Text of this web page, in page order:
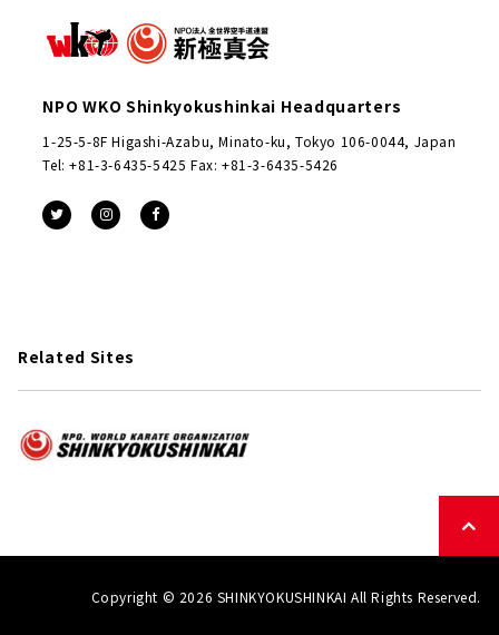
NPO WKO Shinkyokushinkai Headquarters
1-25-5-8F Higashi-Azabu, Minato-ku, Tokyo 106-0044, Japan
Tel: +81-3-6435-5425 Fax: +81-3-6435-5426
Related Sites
Copyright © 2026 SHINKYOKUSHINKAI All Rights Reserved.